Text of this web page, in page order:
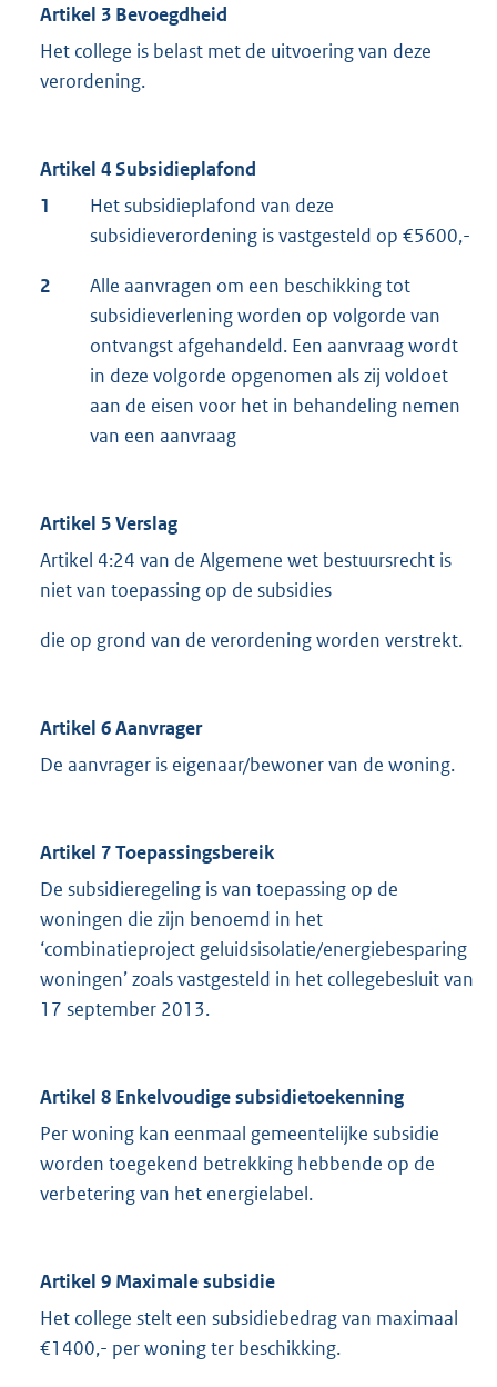
Artikel 3 Bevoegdheid
Het college is belast met de uitvoering van deze
verordening.
Artikel 4 Subsidieplafond
1
Het subsidieplafond van deze
subsidieverordening is vastgesteld op €5600,-
2
Alle aanvragen om een beschikking tot
subsidieverlening worden op volgorde van
ontvangst afgehandeld. Een aanvraag wordt
in deze volgorde opgenomen als zij voldoet
aan de eisen voor het in behandeling nemen
van een aanvraag
Artikel 5 Verslag
Artikel 4:24 van de Algemene wet bestuursrecht is
niet van toepassing op de subsidies
die op grond van de verordening worden verstrekt.
Artikel 6 Aanvrager
De aanvrager is eigenaar/bewoner van de woning.
Artikel 7 Toepassingsbereik
De subsidieregeling is van toepassing op de
woningen die zijn benoemd in het
‘combinatieproject geluidsisolatie/energiebesparing
woningen’ zoals vastgesteld in het collegebesluit van
17 september 2013.
Artikel 8 Enkelvoudige subsidietoekenning
Per woning kan eenmaal gemeentelijke subsidie
worden toegekend betrekking hebbende op de
verbetering van het energielabel.
Artikel 9 Maximale subsidie
Het college stelt een subsidiebedrag van maximaal
€1400,- per woning ter beschikking.